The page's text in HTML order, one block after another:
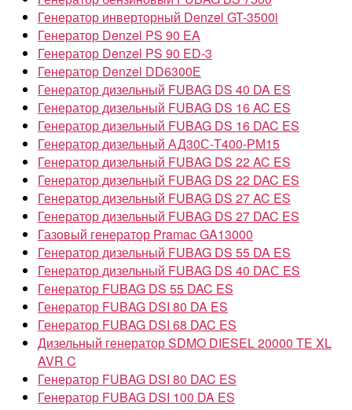
Генератор инверторный Denzel GT-3500i
Генератор Denzel PS 90 EA
Генератор Denzel PS 90 ED-3
Генератор Denzel DD6300Е
Генератор дизельный FUBAG DS 40 DA ES
Генератор дизельный FUBAG DS 16 AC ES
Генератор дизельный FUBAG DS 16 DAC ES
Генератор дизельный АД30С-Т400-РМ15
Генератор дизельный FUBAG DS 22 AC ES
Генератор дизельный FUBAG DS 22 DAC ES
Генератор дизельный FUBAG DS 27 AC ES
Генератор дизельный FUBAG DS 27 DAC ES
Газовый генератор Pramac GA13000
Генератор дизельный FUBAG DS 55 DA ES
Генератор дизельный FUBAG DS 40 DAС ES
Генератор FUBAG DS 55 DAC ES
Генератор FUBAG DSI 80 DA ES
Генератор FUBAG DSI 68 DAC ES
Дизельный генератор SDMO DIESEL 20000 TE XL
AVR C
Генератор FUBAG DSI 80 DAC ES
Генератор FUBAG DSI 100 DA ES